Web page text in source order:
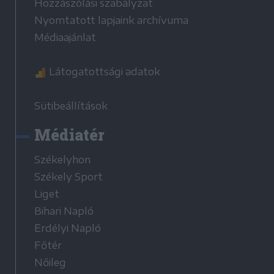
Hozzászólási szabályzat
Nyomtatott lapjaink archívuma
Médiaajánlat
Látogatottsági adatok
Sütibeállítások
Médiatér
Székelyhon
Székely Sport
Liget
Bihari Napló
Erdélyi Napló
Főtér
Nőileg